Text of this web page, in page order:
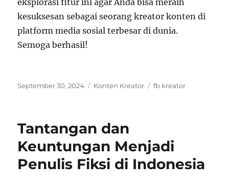
eksplorasi fitur ini agar Anda bisa meraih
kesuksesan sebagai seorang kreator konten di
platform media sosial terbesar di dunia.
Semoga berhasil!
Posted
September 30, 2024 Categories
Konten Kreator Tags
fb kreator
Tantangan dan
Keuntungan Menjadi
Penulis Fiksi di Indonesia